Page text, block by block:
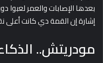
بعدها الإصابات والعمر لعبوا
إشارة إن القمة دي كانت
مودريتش..